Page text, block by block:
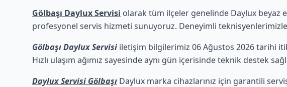
Gölbaşı Daylux Servisi olarak tüm ilçeler genelinde Daylux beyaz
profesyonel servis hizmeti sunuyoruz. Deneyimli teknisyenlerimizle
Gölbaşı Daylux Servisi iletişim bilgilerimiz 06 Ağustos 2026 tarihi
Hızlı ulaşım ağımız sayesinde aynı gün içerisinde teknik destek
Daylux Servisi Gölbaşı Daylux marka cihazlarınız için garantili